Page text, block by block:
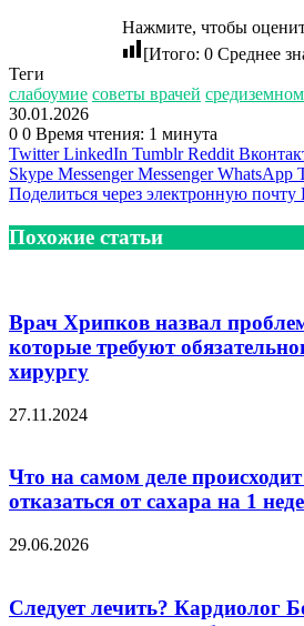
Нажмите, чтобы
[Итого: 0 Среднее
Теги
слабоумие советы врачей
30.01.2026
0 0 Время чтения: 1 минута
Twitter LinkedIn Tumblr Reddit
Skype Messenger Messenger WhatsApp
Поделиться через электронную почту
Похожие статьи
Врач Хрипков назвал
которые требуют
хирургу
27.11.2024
Что на самом деле
отказаться от сахара на 1
29.06.2026
Следует лечить? Кардиолог